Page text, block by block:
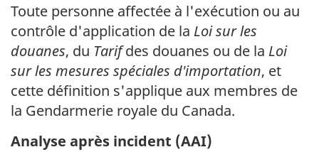
Toute personne affectée à l'exécution ou au
contrôle d'application de la Loi sur les
douanes, du Tarifdes douanes ou de la Loi
sur les mesures spéciales d'importation, et
cette définition s'applique aux membres de
la Gendarmerie royale du Canada.
Analyse après incident (AAI)